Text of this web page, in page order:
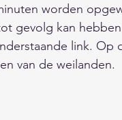
worden
gevolg kan
link. Op
van de weilanden.